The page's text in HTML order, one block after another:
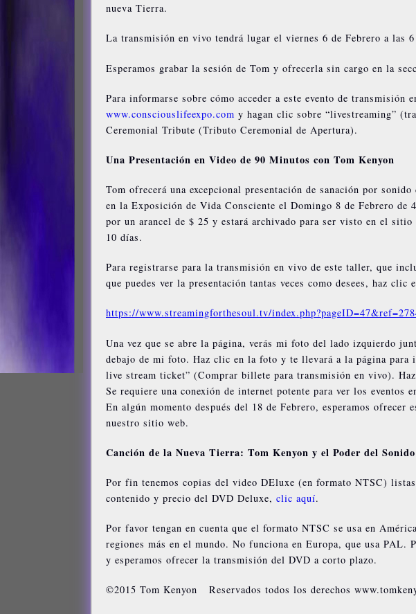
nueva Tierra.
La transmisión en vivo tendrá lugar el viernes 6 de Febrero a las
Esperamos grabar la sesión de Tom y ofrecerla sin cargo en la
Para informarse sobre cómo acceder a este evento de transmisión
www.consciouslifeexpo.com y hagan clic sobre “livestreaming”
Ceremonial Tribute (Tributo Ceremonial de Apertura).
Una Presentación en Video de 90 Minutos con Tom Kenyon
Tom ofrecerá una excepcional presentación de sanación por
en la Exposición de Vida Consciente el Domingo 8 de Febrero
por un arancel de $ 25 y estará archivado para ser visto en el
10 días.
Para registrarse para la transmisión en vivo de este taller, que
que puedes ver la presentación tantas veces como desees, haz clic
https://www.streamingforthesoul.tv/
Una vez que se abre la página, verás mi foto del lado izquierdo
debajo de mi foto. Haz clic en la foto y te llevará a la página para
live stream ticket” (Comprar billete para transmisión en vivo).
Se requiere una conexión de internet potente para ver los eventos
En algún momento después del 18 de Febrero, esperamos ofrecer
nuestro sitio web.
Canción de la Nueva Tierra: Tom Kenyon y el Poder del
Por fin tenemos copias del video DEluxe (en formato NTSC)
contenido y precio del DVD Deluxe, clic aquí.
Por favor tengan en cuenta que el formato NTSC se usa en
regiones más en el mundo. No funciona en Europa, que usa PAL.
y esperamos ofrecer la transmisión del DVD a corto plazo.
©2015 Tom Kenyon Reservados todos los derechos